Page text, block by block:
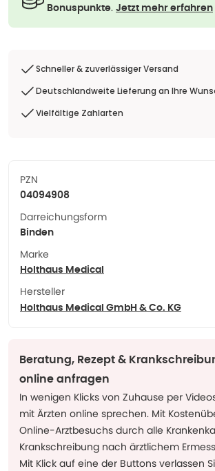
Bonuspunkte. Jetzt mehr erfahren
Schneller & zuverlässiger Versand
Deutschlandweite Lieferung an Ihre
Vielfältige Zahlarten
PZN
04094908
Darreichungsform
Binden
Marke
Holthaus Medical
Hersteller
Holthaus Medical GmbH & Co. KG
Beratung, Rezept &
online anfragen
In wenigen Klicks von Zuhause per
mit Ärzten online sprechen. Mit
Online-Arztbesuchs durch alle
Krankschreibung nach ärztlichem
Mit Klick auf eine der Buttons verlassen